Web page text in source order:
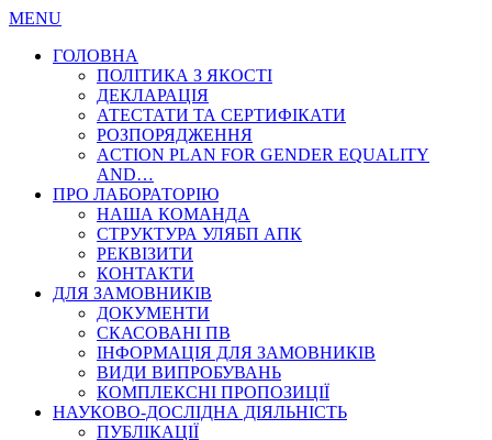
MENU
ГОЛОВНА
ПОЛІТИКА З ЯКОСТІ
ДЕКЛАРАЦІЯ
АТЕСТАТИ ТА СЕРТИФІКАТИ
РОЗПОРЯДЖЕННЯ
ACTION PLAN FOR GENDER EQUALITY
AND…
ПРО ЛАБОРАТОРІЮ
НАША КОМАНДА
СТРУКТУРА УЛЯБП АПК
РЕКВІЗИТИ
КОНТАКТИ
ДЛЯ ЗАМОВНИКІВ
ДОКУМЕНТИ
СКАСОВАНІ ПВ
ІНФОРМАЦІЯ ДЛЯ ЗАМОВНИКІВ
ВИДИ ВИПРОБУВАНЬ
КОМПЛЕКСНІ ПРОПОЗИЦІЇ
НАУКОВО-ДОСЛІДНА ДІЯЛЬНІСТЬ
ПУБЛІКАЦІЇ